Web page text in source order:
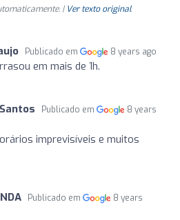
| Ver texto original
Publicado em 8 years ago
em mais de 1h.
Publicado em
8 years
imprevisíveis e muitos
Publicado em
8 years